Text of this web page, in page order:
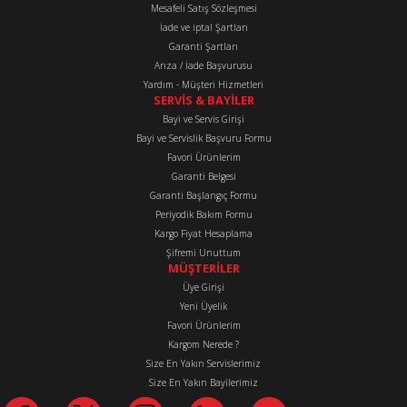
Ürün fiyatı diğer sitelerden daha pahalı.
Bu ürüne benzer farklı alternatifler olmalı.
Gönder
Mesafeli Satış Sözleşmesi
İade ve iptal Şartları
Garanti Şartları
Arıza / İade Başvurusu
Yardım - Müşteri Hizmetleri
SERVİS & BAYİLER
Bayi ve Servis Girişi
Bayi ve Servislik Başvuru Formu
Favori Ürünlerim
Garanti Belgesi
Garanti Başlangıç Formu
Periyodik Bakım Formu
Kargo Fiyat Hesaplama
Şifremi Unuttum
MÜŞTERİLER
Üye Girişi
Yeni Üyelik
Favori Ürünlerim
Kargom Nerede ?
Size En Yakın Servislerimiz
Size En Yakın Bayilerimiz